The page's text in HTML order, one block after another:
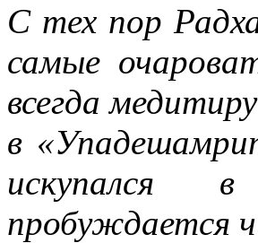
С тех пор
самые
всегда
в
искупался
пробуждается